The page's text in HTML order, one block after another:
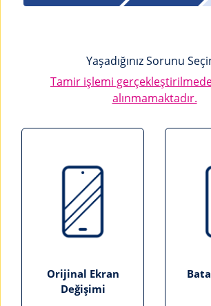
Yaşadığınız Sorunu
Tamir işlemi
alınmamaktadır.
Orijinal Ekran
Değişimi